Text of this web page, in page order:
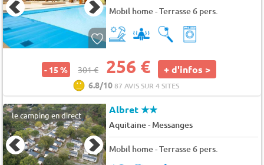
Mobil home - Terrasse 6 pers.
- 15 % 301 € 256 € + d'infos >
6.8/1087 AVIS SUR 4 SITES
le camping en direct Albret★★
Aquitaine- Messanges
Mobil home - Terrasse 6 pers.